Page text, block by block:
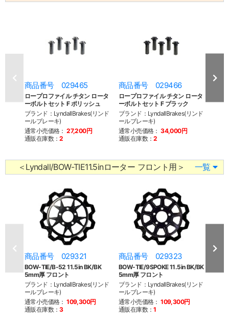
商品番号 029465
ロープロファイル チタン ロータ
ーボルトセット F ポリッシュ
ブランド：LyndallBrakes(リンド
ールブレーキ)
通常小売価格： 27,200円
通販在庫数：2
商品番号 029466
ロープロファイル チタン ロータ
ーボルトセット F ブラック
ブランド：LyndallBrakes(リンド
ールブレーキ)
通常小売価格： 34,000円
通販在庫数：2
ーボ
＜Lyndall/BOW-TIE11.5inローター フロント用＞ 一覧
商品番号 029321
BOW-TIE/B-52 11.5in BK/BK
5mm厚 フロント
ブランド：LyndallBrakes(リンド
ールブレーキ)
通常小売価格： 109,300円
通販在庫数：3
商品番号 029323
BOW-TIE/9SPOKE 11.5in BK/BK
5mm厚 フロント
ブランド：LyndallBrakes(リンド
ールブレーキ)
通常小売価格： 109,300円
通販在庫数：1
BK/